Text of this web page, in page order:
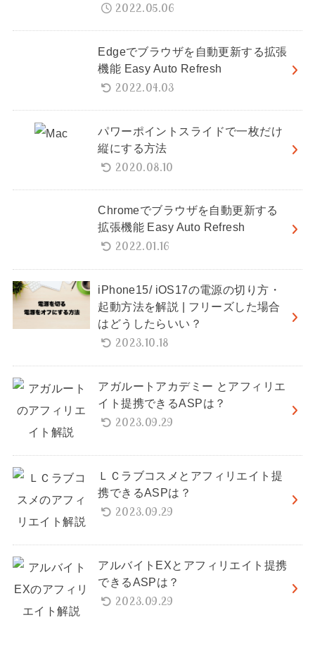
2022.05.06
Edgeでブラウザを自動更新する拡張
機能 Easy Auto Refresh
2022.04.03
パワーポイントスライドで一枚だけ
縦にする方法
2020.08.10
Chromeでブラウザを自動更新する
拡張機能 Easy Auto Refresh
2022.01.16
iPhone15/ iOS17の電源の切り方・
起動方法を解説 | フリーズした場合
はどうしたらいい？
2023.10.18
アガルートアカデミー とアフィリエ
イト提携できるASPは？
2023.09.29
ＬＣラブコスメとアフィリエイト提
携できるASPは？
2023.09.29
アルバイトEXとアフィリエイト提携
できるASPは？
2023.09.29